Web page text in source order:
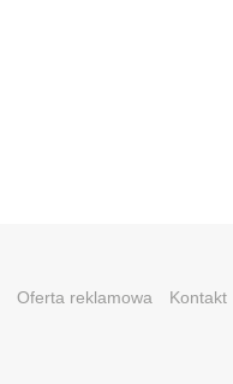
Oferta reklamowa Kontakt